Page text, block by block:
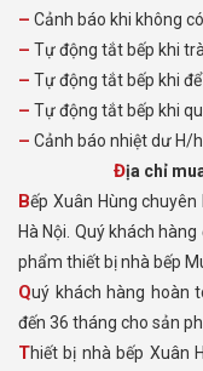
– Cảnh báo khi không
– Tự động tắt bếp khi
– Tự động tắt bếp khi
– Tự động tắt bếp khi
– Cảnh báo nhiệt dư H/h
Địa chỉ
Bếp Xuân Hùng chuyên bán bếp từ Munchen nhập khẩu giá tốt tại
Hà Nội. Quý khách
phẩm thiết bị nhà bếp
Quý khách hàng hoàn toàn yên tâm với chính sách bảo hành lên
đến 36 tháng cho sản
Thiết bị nhà bếp Xuân Hùng là địa chỉ phân phối bếp từ Munchen